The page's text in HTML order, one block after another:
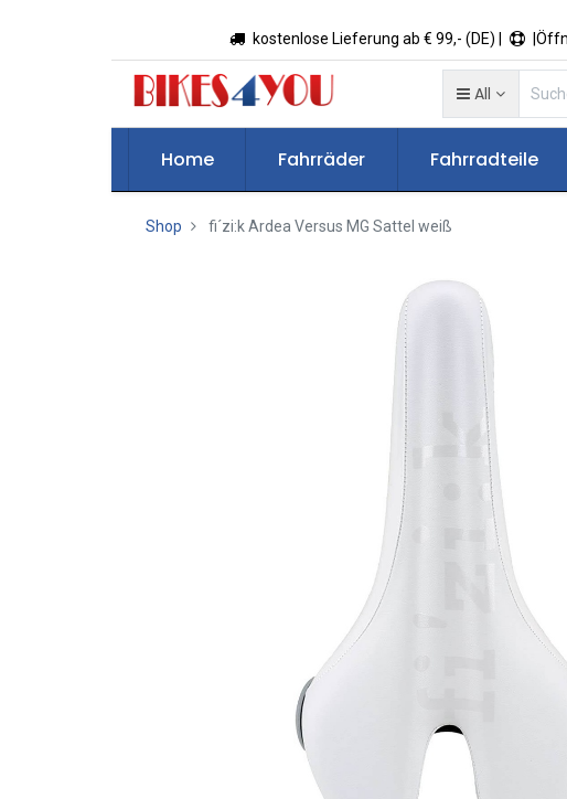
kostenlose Lieferung ab € 99,- (DE) |
All
Home Fahrräder Fahrradteile
Shop fi´zi:k Ardea Versus MG Sattel weiß